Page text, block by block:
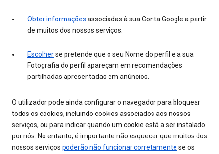
Obter informações associadas à sua Conta Google a partir
de muitos dos nossos serviços.
Escolherse pretende que o seu Nome do perfil e a sua
Fotografia do perfil apareçam em recomendações
partilhadas apresentadas em anúncios.
O utilizador pode ainda configurar o navegador para bloquear
todos os cookies, incluindo cookies associados aos nossos
serviços, ou para indicar quando um cookie está a ser instalado
por nós. No entanto, é importante não esquecer que muitos dos
nossos serviços poderão não funcionar corretamente se os